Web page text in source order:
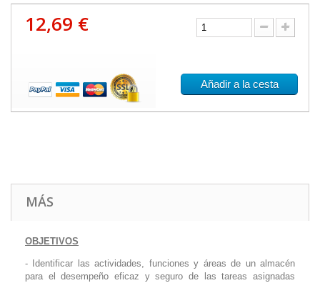
12,69 €
Añadir a la cesta
MÁS
OBJETIVOS
- Identificar las actividades, funciones y áreas de un almacén
para el desempeño eficaz y seguro de las tareas asignadas